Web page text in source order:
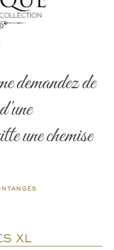
demandez de
une chemise
XL